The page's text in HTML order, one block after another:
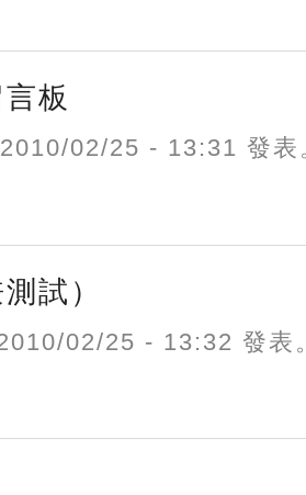
板
02/25 - 13:31 發表
試）
02/25 - 13:32 發表